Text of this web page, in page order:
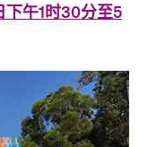
下午1时30分至5